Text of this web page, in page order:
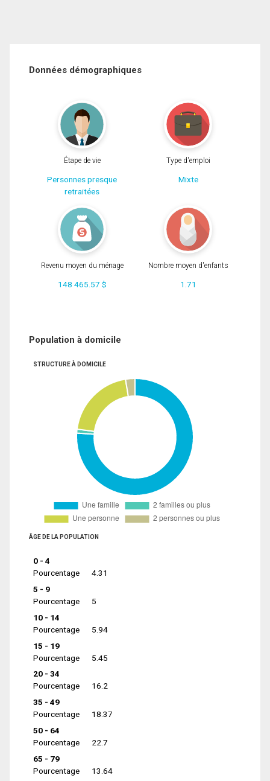
Données démographiques
Étape de vie
Personnes presque
retraitées
Type d'emploi
Mixte
Revenu moyen du ménage
148 465.57 $
Nombre moyen d'enfants
1.71
Population à domicile
STRUCTURE À DOMICILE
ÂGE DE LA POPULATION
0 - 4
Pourcentage
4.31
5 - 9
Pourcentage
5
10 - 14
Pourcentage
5.94
15 - 19
Pourcentage
5.45
20 - 34
Pourcentage
16.2
35 - 49
Pourcentage
18.37
50 - 64
Pourcentage
22.7
65 - 79
Pourcentage
13.64